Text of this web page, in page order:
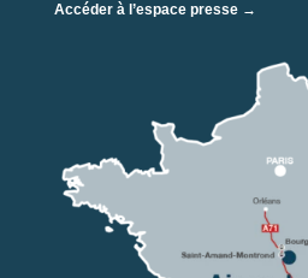
Accéder à l’espace presse →